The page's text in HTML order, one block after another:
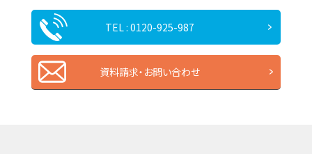
TEL : 0120-925-987
資料請求・お問い合わせ